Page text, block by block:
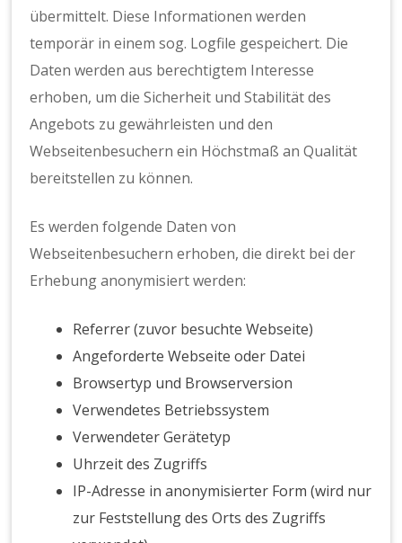
übermittelt. Diese Informationen werden
temporär in einem sog. Logfile gespeichert. Die
Daten werden aus berechtigtem Interesse
erhoben, um die Sicherheit und Stabilität des
Angebots zu gewährleisten und den
Webseitenbesuchern ein Höchstmaß an Qualität
bereitstellen zu können.
Es werden folgende Daten von
Webseitenbesuchern erhoben, die direkt bei der
Erhebung anonymisiert werden:
Referrer (zuvor besuchte Webseite)
Angeforderte Webseite oder Datei
Browsertyp und Browserversion
Verwendetes Betriebssystem
Verwendeter Gerätetyp
Uhrzeit des Zugriffs
IP-Adresse in anonymisierter Form (wird nur
zur Feststellung des Orts des Zugriffs